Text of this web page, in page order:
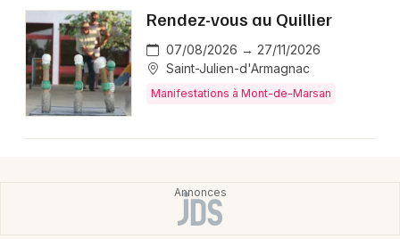
Rendez-vous au Quillier
07/08/2026 → 27/11/2026
Saint-Julien-d'Armagnac
Manifestations à Mont-de-Marsan